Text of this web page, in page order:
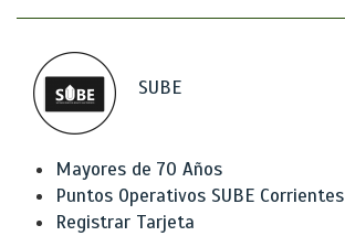
SUBE
Mayores de 70 Años
Puntos Operativos SUBE Corrientes
Registrar Tarjeta